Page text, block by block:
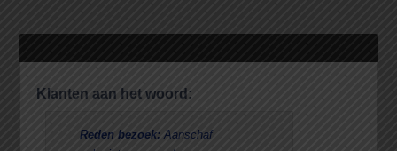
Klanten aan het woord:
Reden bezoek: Aanschaf